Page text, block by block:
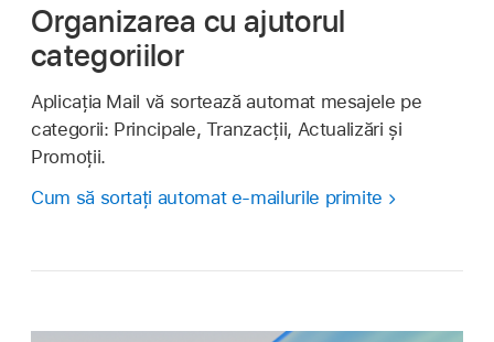
Organizarea cu ajutorul
categoriilor
Aplicația Mail vă sortează automat mesajele pe
categorii: Principale, Tranzacții, Actualizări și
Promoții.
Cum să sortați automat e-mailurile primite